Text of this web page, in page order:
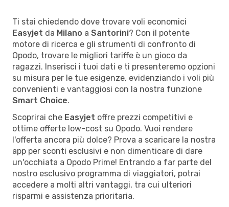
Ti stai chiedendo dove trovare voli economici
Easyjet da Milano a Santorini? Con il potente
motore di ricerca e gli strumenti di confronto di
Opodo, trovare le migliori tariffe è un gioco da
ragazzi. Inserisci i tuoi dati e ti presenteremo opzioni
su misura per le tue esigenze, evidenziando i voli più
convenienti e vantaggiosi con la nostra funzione
Smart Choice.
Scoprirai che Easyjet offre prezzi competitivi e
ottime offerte low-cost su Opodo. Vuoi rendere
l'offerta ancora più dolce? Prova a scaricare la nostra
app per sconti esclusivi e non dimenticare di dare
un'occhiata a Opodo Prime! Entrando a far parte del
nostro esclusivo programma di viaggiatori, potrai
accedere a molti altri vantaggi, tra cui ulteriori
risparmi e assistenza prioritaria.